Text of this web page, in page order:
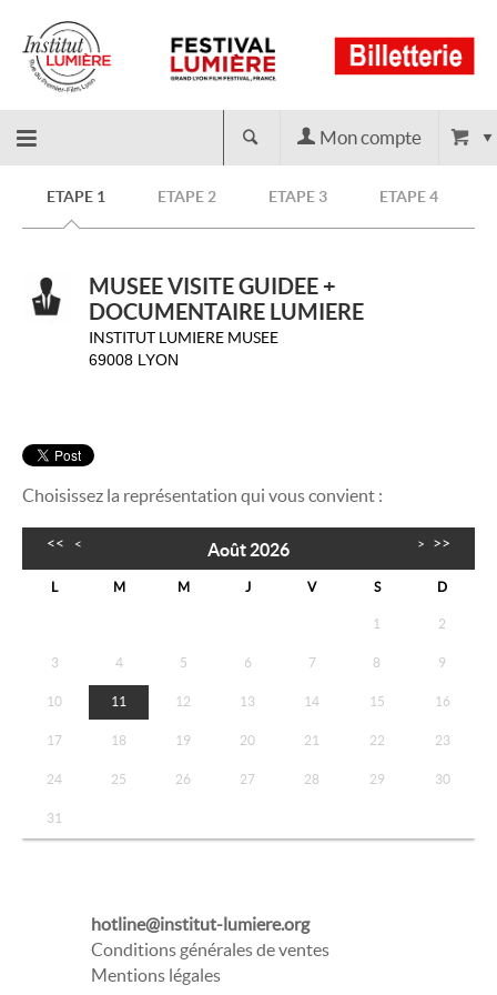
Retour
l'accueil
Mon compte
ETAPE 1 ETAPE 2 ETAPE 3 ETAPE 4
MUSEE VISITE GUIDEE +
DOCUMENTAIRE LUMIERE
INSTITUT LUMIERE MUSEE
69008 LYON
Choisissez la représentation qui vous convient :
Août 2026
<< < >>
>
L M M J V S D
1 2
3 4 5 6 7 8 9
10 11 12 13 14 15 16
17 18 19 20 21 22 23
24 25 26 27 28 29 30
31
hotline@institut-lumiere.org
Conditions générales de ventes
Mentions légales